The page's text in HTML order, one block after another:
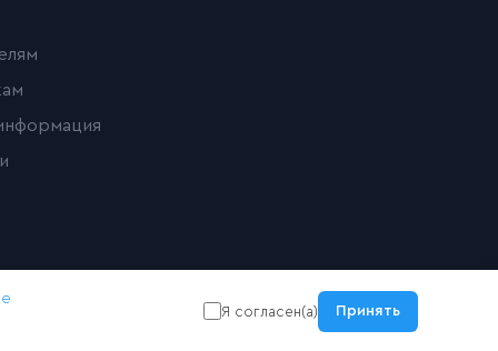
Я согласен(а) Принять